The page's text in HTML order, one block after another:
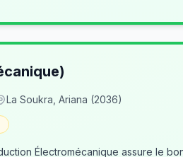
La Soukra, Ariana (2036)
Électromécanique assure